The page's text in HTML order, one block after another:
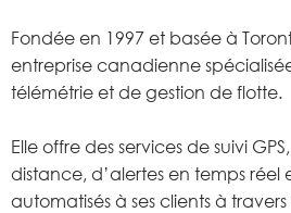
Fondée en 1997 et basée à
entreprise canadienne
télémétrie et de gestion de flotte.
Elle offre des services de suivi
distance, d’alertes en temps réel
automatisés à ses clients à